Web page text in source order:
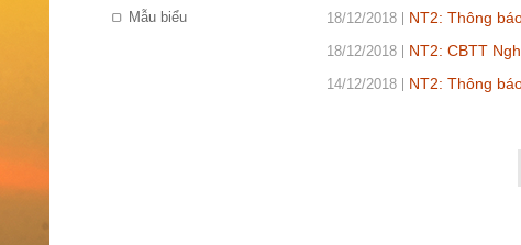
Mẫu biểu 18/12/2018 NT2: Thông
18/12/2018 NT2: CBTT
14/12/2018 NT2: Thông